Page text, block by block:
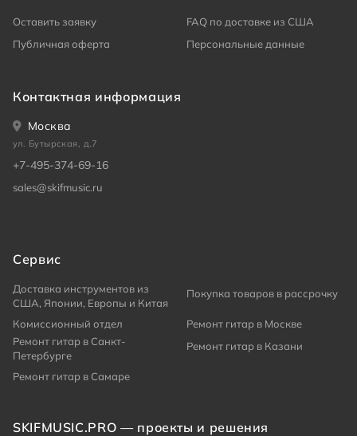
Оставить заявку
FAQ по доставке из США
Публичная оферта
Персональные данные
Контактная информация
Москва
ул. Бутырская, д.7
+7-495-374-69-16
sales@skifmusic.ru
Сервис
Доставка инструментов из
США, Японии, Европы и Китая
Покупка товаров в рассрочку
Комиссионный отдел
Ремонт гитар в Москве
Ремонт гитар в Санкт-
Петербурге
Ремонт гитар в Казани
Ремонт гитар в Самаре
SKIFMUSIC.PRO — проекты и решения